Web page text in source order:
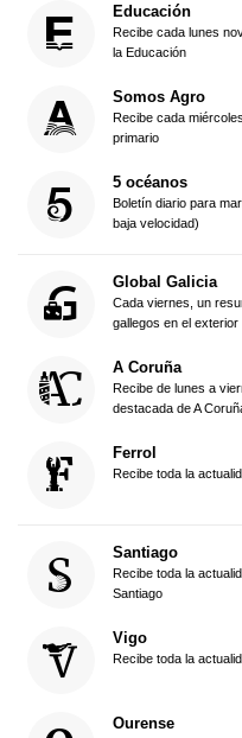
Educación
Recibe cada lunes
la Educación
Somos Agro
Recibe cada
primario
5 océanos
Boletín diario para
baja velocidad)
Global Galicia
Cada viernes, un
gallegos en el exterior
A Coruña
Recibe de lunes a
destacada de A
Ferrol
Recibe toda la
Santiago
Recibe toda la
Santiago
Vigo
Recibe toda la
Ourense